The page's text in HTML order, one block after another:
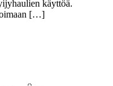
käyttöä.
[…]